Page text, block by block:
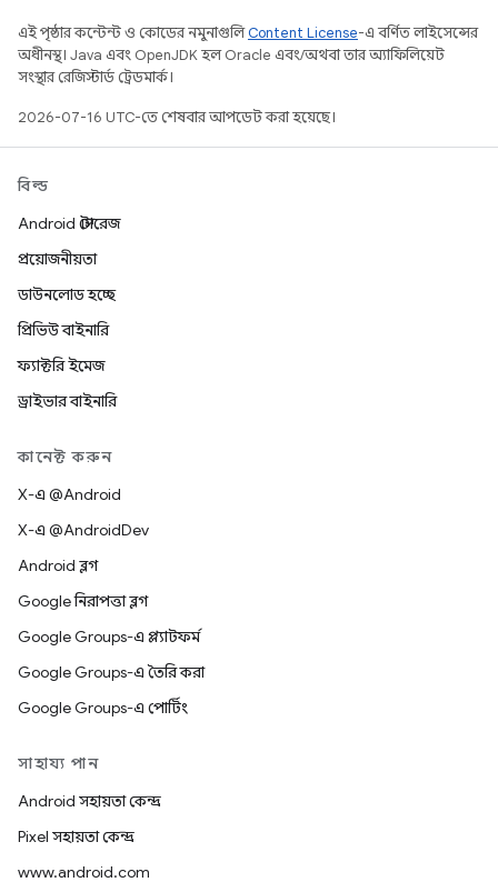
এই পৃষ্ঠার কন্টেন্ট ও কোডের নমুনাগুলিContent License-এ বর্ণিত লাইসেন্সের
অধীনস্থ। Java এবং OpenJDK হল Oracle এবং/অথবা তার অ্যাফিলিয়েট
সংস্থার রেজিস্টার্ড ট্রেডমার্ক।
2026-07-16 UTC-তে শেষবার আপডেট করা হয়েছে।
বিল্ড
Android স্টোরেজ
প্রয়োজনীয়তা
ডাউনলোড হচ্ছে
প্রিভিউ বাইনারি
ফ্যাক্টরি ইমেজ
ড্রাইভার বাইনারি
কানেক্ট করুন
X-এ @Android
X-এ @AndroidDev
Android ব্লগ
Google নিরাপত্তা ব্লগ
Google Groups-এ প্ল্যাটফর্ম
Google Groups-এ তৈরি করা
Google Groups-এ পোর্টিং
সাহায্য পান
Android সহায়তা কেন্দ্র
Pixel সহায়তা কেন্দ্র
www.android.com